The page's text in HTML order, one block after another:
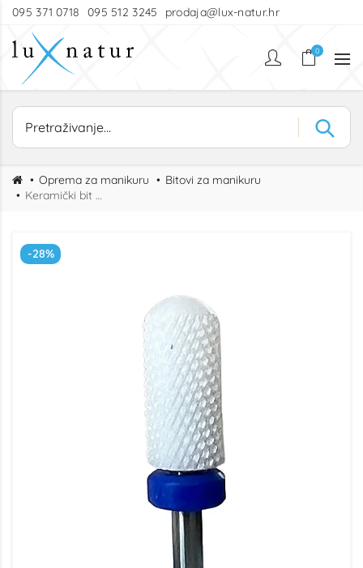
095 371 0718 095 512 3245 prodaja@lux-natur.hr
0
Oprema za manikuru
Bitovi za manikuru
Keramički bit glatki vrh 6.0 M
-28%